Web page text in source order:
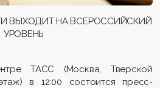
ВЫХОДИТ НА ВСЕРОССИЙСКИЙ
УРОВЕНЬ
ТАСС (Москва, Тверской
в 12:00 состоится пресс-